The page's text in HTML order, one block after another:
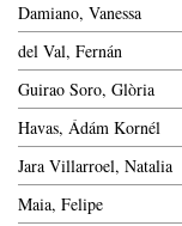
Damiano, Vanessa
del Val, Fernán
Guirao Soro, Glòria
Havas, Ádám Kornél
Jara Villarroel, Natalia
Maia, Felipe